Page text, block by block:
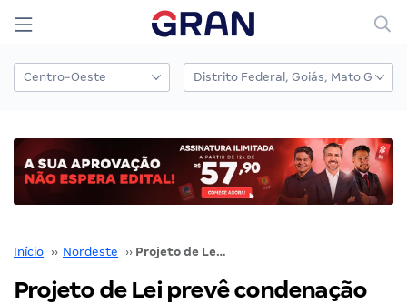
Início ›› Nordeste ›› Projeto de Lei prevê condenação por danos morais por infidelidade conjugal
Projeto de Lei prevê condenação